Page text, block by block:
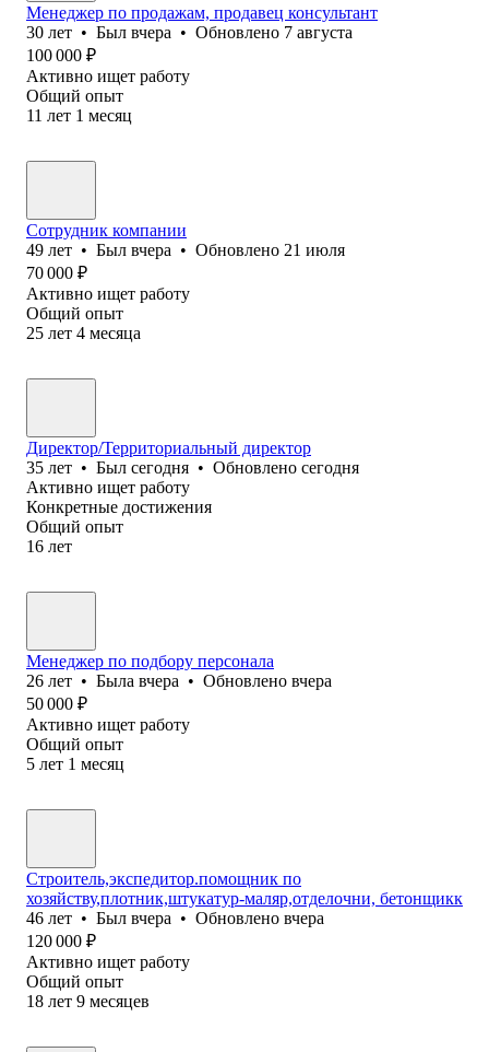
Менеджер по продажам, продавец консультант
30 лет • Был вчера • Обновлено 7 августа
100 000 ₽
Активно ищет работу
Общий опыт
11 лет 1 месяц
Сотрудник компании
49 лет • Был вчера • Обновлено 21 июля
70 000 ₽
Активно ищет работу
Общий опыт
25 лет 4 месяца
Директор/Территориальный директор
35 лет • Был сегодня • Обновлено сегодня
Активно ищет работу
Конкретные достижения
Общий опыт
16 лет
Менеджер по подбору персонала
26 лет • Была вчера • Обновлено вчера
50 000 ₽
Активно ищет работу
Общий опыт
5 лет 1 месяц
Строитель,экспедитор.помощник по
хозяйству,плотник,штукатур-маляр,отделочни, бетонщикк
46 лет • Был вчера • Обновлено вчера
120 000 ₽
Активно ищет работу
Общий опыт
18 лет 9 месяцев